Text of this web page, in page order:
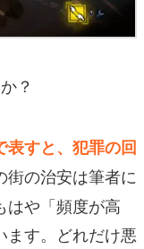
？
表すと、犯罪の回
街の治安は筆者に
はや「頻度が高
ます。どれだけ悪